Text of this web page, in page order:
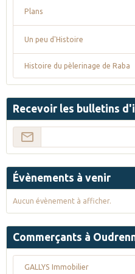
Plans
Un peu d'Histoire
Histoire du pèlerinage de Raba
Recevoir les bulletins
Évènements à venir
Aucun évènement à afficher.
Commerçants à
GALLYS Immobilier